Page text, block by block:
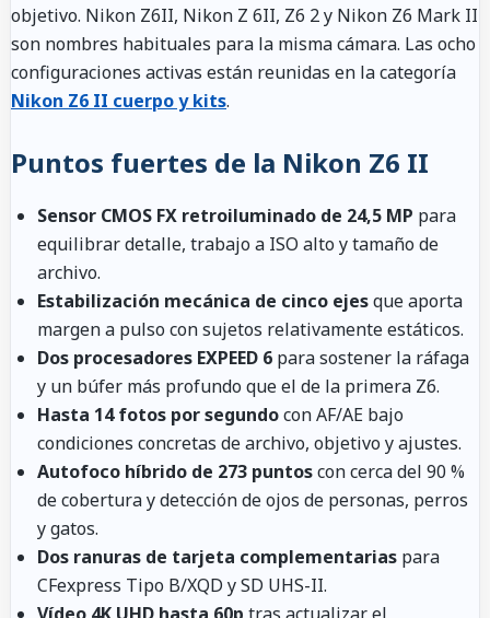
objetivo. Nikon Z6II, Nikon Z 6II, Z6 2 y Nikon Z6 Mark II
son nombres habituales para la misma cámara. Las ocho
configuraciones activas están reunidas en la categoría
Nikon Z6 II cuerpo y kits.
Puntos fuertes de la Nikon Z6 II
Sensor CMOS FX retroiluminado de 24,5 MP para
equilibrar detalle, trabajo a ISO alto y tamaño de
archivo.
Estabilización mecánica de cinco ejesque aporta
margen a pulso con sujetos relativamente estáticos.
Dos procesadores EXPEED 6 para sostener la ráfaga
y un búfer más profundo que el de la primera Z6.
Hasta 14 fotos por segundocon AF/AE bajo
condiciones concretas de archivo, objetivo y ajustes.
Autofoco híbrido de 273 puntoscon cerca del 90 %
de cobertura y detección de ojos de personas, perros
y gatos.
Dos ranuras de tarjeta complementarias para
CFexpress Tipo B/XQD y SD UHS-II.